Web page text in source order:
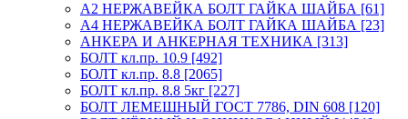
А2 НЕРЖАВЕЙКА БОЛТ ГАЙКА ШАЙБА [61]
А4 НЕРЖАВЕЙКА БОЛТ ГАЙКА ШАЙБА [23]
АНКЕРА И АНКЕРНАЯ ТЕХНИКА [313]
БОЛТ кл.пр. 10.9 [492]
БОЛТ кл.пр. 8.8 [2065]
БОЛТ кл.пр. 8.8 5кг [227]
БОЛТ ЛЕМЕШНЫЙ ГОСТ 7786, DIN 608 [120]